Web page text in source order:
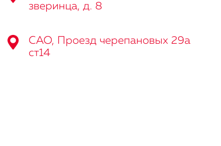
зверинца, д. 8
САО, Проезд черепановых 29а
ст14